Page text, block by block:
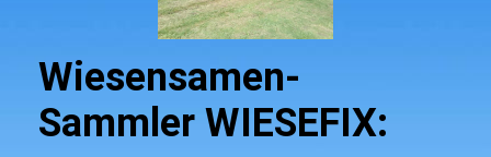
Wiesensamen-
Sammler WIESEFIX: